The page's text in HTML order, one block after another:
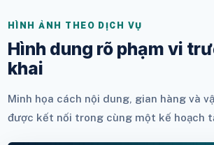
HÌNH ẢNH THEO DỊCH VỤ
Hình dung rõ phạm vi
khai
Minh họa cách nội dung, gian hàng và
được kết nối trong cùng một kế hoạch